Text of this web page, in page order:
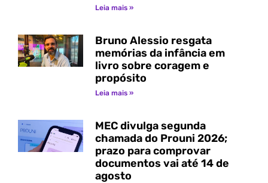
Leia mais »
Bruno Alessio resgata
memórias da infância em
livro sobre coragem e
propósito
Leia mais »
MEC divulga segunda
chamada do Prouni 2026;
prazo para comprovar
documentos vai até 14 de
agosto